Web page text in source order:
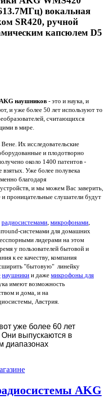
вокальная
SR420, ручной
капсюлем D5
наушников- это и наука, и
и уже более 50 лет используют то
считающихся
в мире.
Их исследовательские
и плодотворно
около 1400 патентов -
взятых. Уже более полувека
благодаря
и мы можем Вас заверить,
проницательные слушатели будут
радиосистемами, микрофонами,
системами для домашних
лидерами на этом
у пользователей бытовой и
к ее качеству, компания
"бытовую" линейку
наушники и даже микрофоны для
имеют возможность
и дома, и на
Австрия.
вот уже более 60 лет
выпускаются в
диапазонах
AKG